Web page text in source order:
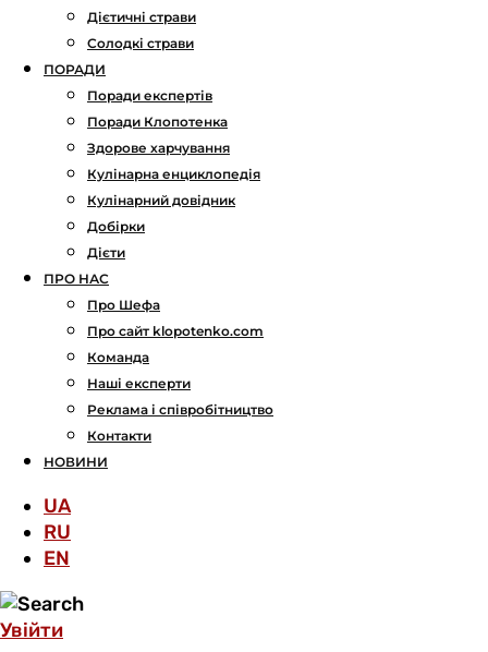
Дієтичні страви
Солодкі страви
ПОРАДИ
Поради експертів
Поради Клопотенка
Здорове харчування
Кулінарна енциклопедія
Кулінарний довідник
Добірки
Дієти
ПРО НАС
Про Шефа
Про сайт klopotenko.com
Команда
Наші експерти
Реклама і співробітництво
Контакти
НОВИНИ
UA
RU
EN
Увійти